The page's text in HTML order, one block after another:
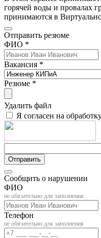
горячей воды и провалах
принимаются в
Отправить резюме
ФИО *
Вакансия *
Резюме *
Удалить файл
Я согласен на
Отправить
Сообщить о нарушении
ФИО
не обязательно для заполнения
Телефон
не обязательно для заполнения